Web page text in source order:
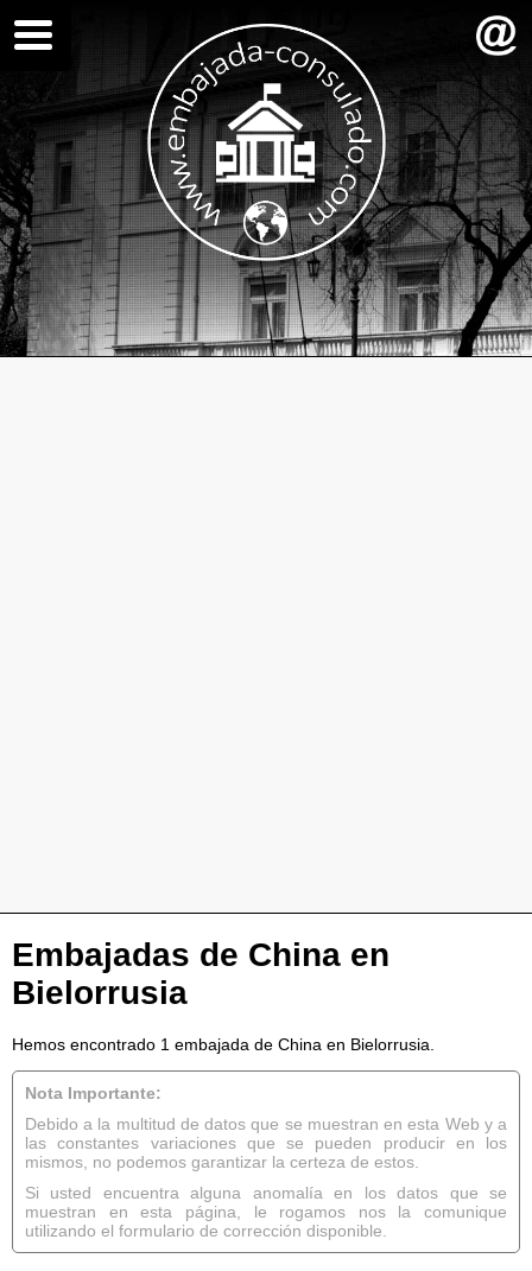
Embajadas de China en
Bielorrusia
Hemos encontrado 1 embajada de China en Bielorrusia.
Nota Importante:
Debido a la multitud de datos que se muestran en esta Web y a
las constantes variaciones que se pueden producir en los
mismos, no podemos garantizar la certeza de estos.
Si usted encuentra alguna anomalía en los datos que se
muestran en esta página, le rogamos nos la comunique
utilizando el formulario de corrección disponible.